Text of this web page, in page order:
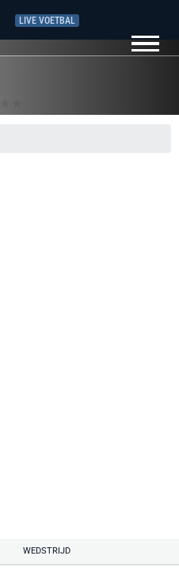
LIVE VOETBAL
WEDSTRIJD